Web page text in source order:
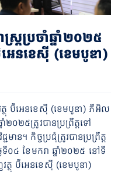
ត្រប្រចាំឆ្នាំ២០២៥
អេនខេស៊ី (ខេមបូឌា)
ត្ថុ ប៊ីអេនខេស៊ី (ខេមបូឌា) ភីអិល
២០២៥ត្រូវបានប្រព្រឹត្តទៅ
។ កិច្ចប្រជុំត្រូវបានប្រព្រឹត្ត
ទី០៤ ខែមករា ឆ្នាំ២០២៥ នៅទី
ត្ថុ ប៊ីអេនខេស៊ី (ខេមបូឌា)